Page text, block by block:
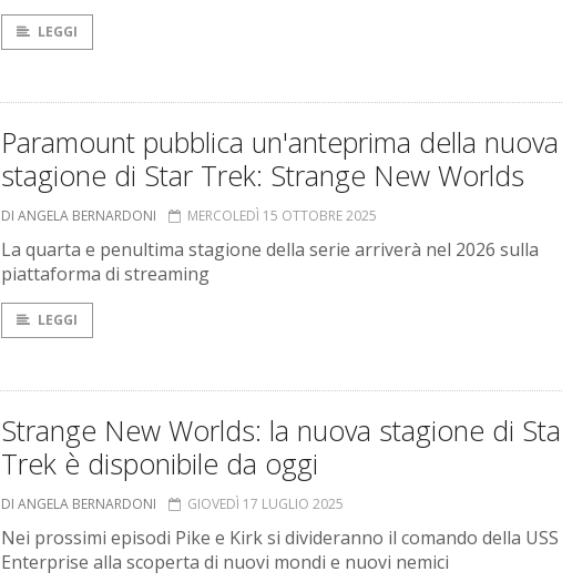
LEGGI
Paramount pubblica un'anteprima della nuova
stagione di Star Trek: Strange New Worlds
DI ANGELA BERNARDONI MERCOLEDÌ 15 OTTOBRE 2025
La quarta e penultima stagione della serie arriverà nel 2026 sulla
piattaforma di streaming
LEGGI
Strange New Worlds: la nuova stagione di
Trek è disponibile da oggi
DI ANGELA BERNARDONI GIOVEDÌ 17 LUGLIO 2025
Nei prossimi episodi Pike e Kirk si divideranno il comando della USS
Enterprise alla scoperta di nuovi mondi e nuovi nemici